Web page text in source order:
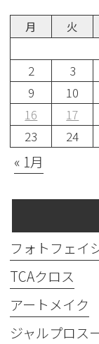
月 火
2
3
9
10
16
17
23
24
« 1月
フォトフェイ
TCAクロス
アートメイク
ジャルプロス